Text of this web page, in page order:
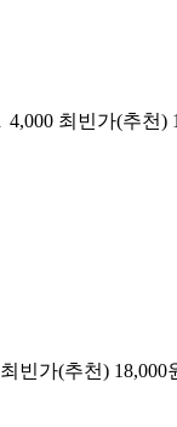
최빈가(추
빈가(추천)